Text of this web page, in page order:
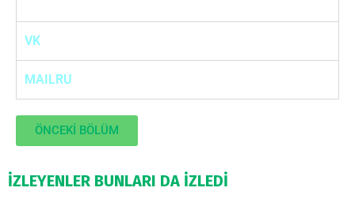
VK
MAILRU
ÖNCEKİ BÖLÜM
İZLEYENLER BUNLARI DA İZLEDİ